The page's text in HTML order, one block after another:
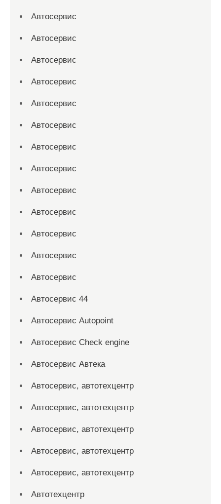
Автосервис
Автосервис
Автосервис
Автосервис
Автосервис
Автосервис
Автосервис
Автосервис
Автосервис
Автосервис
Автосервис
Автосервис
Автосервис
Автосервис 44
Автосервис Autopoint
Автосервис Check engine
Автосервис Автека
Автосервис, автотехцентр
Автосервис, автотехцентр
Автосервис, автотехцентр
Автосервис, автотехцентр
Автосервис, автотехцентр
Автотехцентр